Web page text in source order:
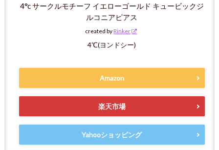
4°c サークルモチーフ イエローゴールド キュービックジ
ルコニアピアス
created by Rinker
4℃(ヨンドシー)
Amazon
楽天市場
Yahooショッピング